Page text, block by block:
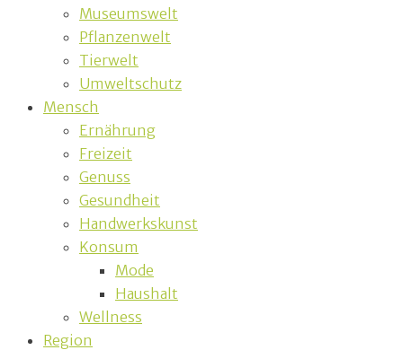
Museumswelt
Pflanzenwelt
Tierwelt
Umweltschutz
Mensch
Ernährung
Freizeit
Genuss
Gesundheit
Handwerkskunst
Konsum
Mode
Haushalt
Wellness
Region